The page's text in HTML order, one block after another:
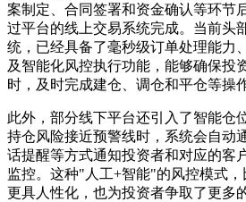
案制定、合同签署和资金确认等环节
过平台的线上交易系统完成。当前头
统，已经具备了毫秒级订单处理能力
及智能化风控执行功能，能够确保投
时，及时完成建仓、调仓和平仓等操作
此外，部分线下平台还引入了智能仓
持仓风险接近预警线时，系统会自动
话提醒等方式通知投资者和对应的客
监控。这种"人工+智能"的风控模式
更具人性化，也为投资者争取了更多